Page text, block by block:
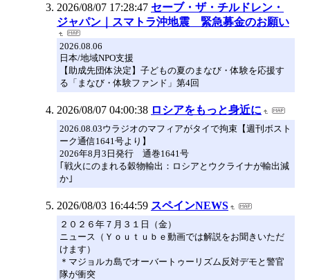
2026/08/07 17:28:47 セーブ・ザ・チルドレン・
ジャパン｜スマトラ沖地震 緊急募金のお願い
2026.08.06
日本/地域NPO支援
【助成先団体決定】子どもの夏のまなび・体験を応援す
る「まなび・体験ファンド」第4回
2026/08/07 04:00:38 ロシアをもっと身近に
2026.08.03ウラジオのマフィアがタイで拘束【週刊ボスト
ーク通信1641号より】
2026年8月3日発行 通巻1641号
｢戦火にのまれる穀物輸出：ロシアとウクライナが輸出減
か｣
2026/08/03 16:44:59 スペインNEWS
２０２６年７月３１日（金）
ニュース（Ｙｏｕｔｕｂｅ動画では解説をお聞きいただ
けます）
＊マジョルカ島でオーバートゥーリズム反対デモと警官
隊が衝突